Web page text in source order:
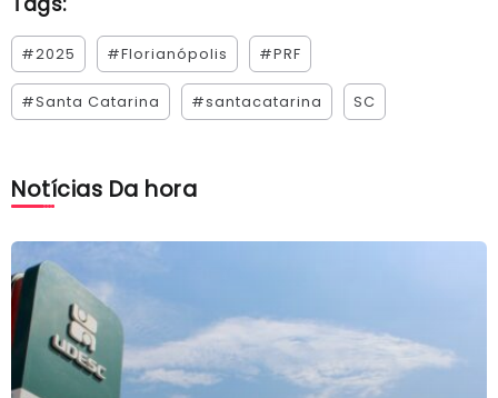
#2025 #Florianópolis #PRF
#Santa Catarina #santacatarina SC
Notícias Da hora